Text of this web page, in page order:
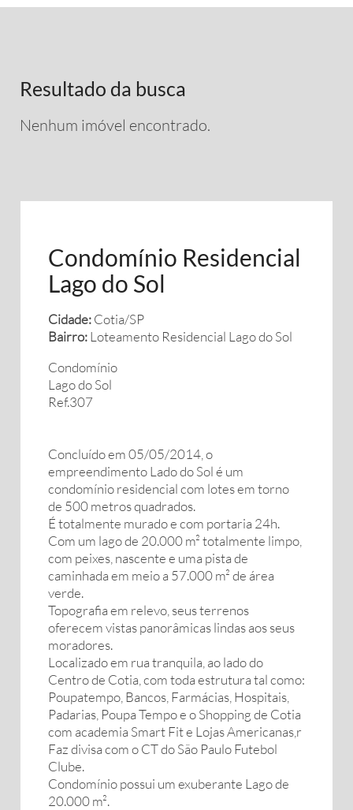
Resultado da busca
Nenhum imóvel encontrado.
Condomínio Residencial
Lago do Sol
Cidade:Cotia/SP
Bairro:Loteamento Residencial Lago do Sol
Condomínio
Lago do Sol
Ref.307
Concluído em 05/05/2014, o
empreendimento Lado do Sol é um
condomínio residencial com lotes em torno
de 500 metros quadrados.
É totalmente murado e com portaria 24h.
Com um lago de 20.000 m² totalmente limpo,
com peixes, nascente e uma pista de
caminhada em meio a 57.000 m² de área
verde.
Topografia em relevo, seus terrenos
oferecem vistas panorâmicas lindas aos seus
moradores.
Localizado em rua tranquila, ao lado do
Centro de Cotia, com toda estrutura tal como:
Poupatempo, Bancos, Farmácias, Hospitais,
Padarias, Poupa Tempo e o Shopping de Cotia
com academia Smart Fit e Lojas Americanas,r
Faz divisa com o CT do São Paulo Futebol
Clube.
Condomínio possui um exuberante Lago de
20.000 m².